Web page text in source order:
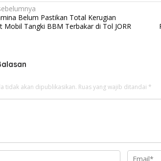
Belum Pastikan Total Kerugian
Mobil Tangki BBM Terbakar di Tol JORR
tidak akan dipublikasikan. Ruas yang wajib ditandai *